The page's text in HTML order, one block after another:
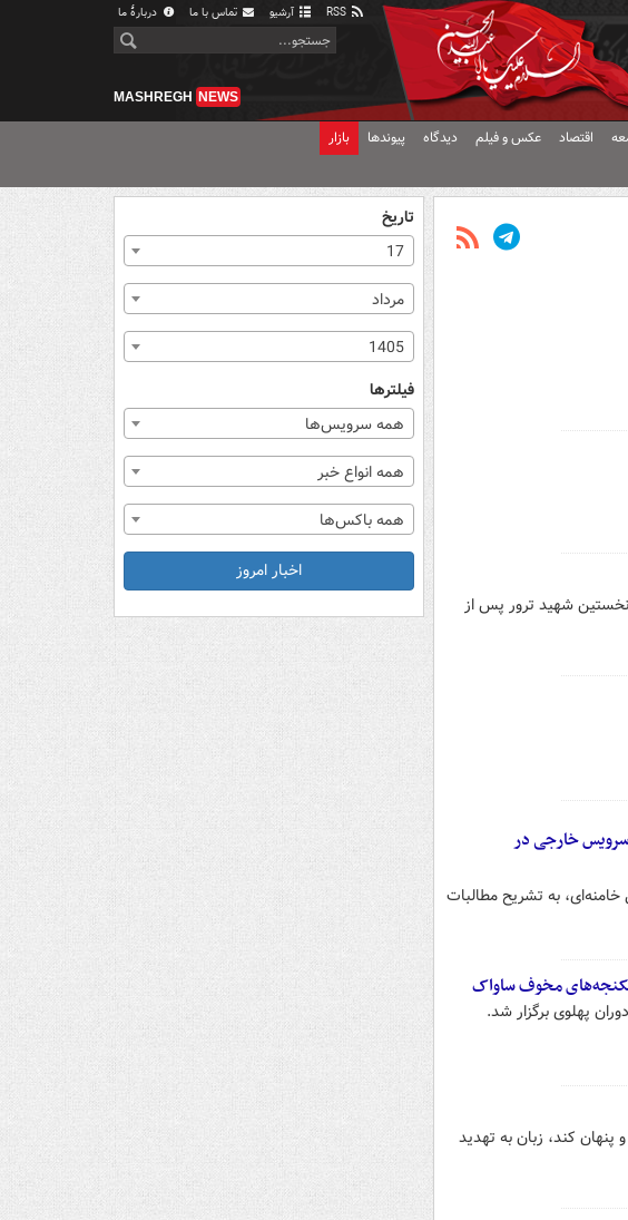
آرشیو تماس با ما دربارهٔ ما
MASHREGH NEWS
اقتصاد عکس و فیلم دیدگاه پیوندها بازار
ارتشی نخستین شهید ترور پس از
رهبر انقلاب از دستگاه امنیتی کشور در مواجهه با وقایع دی ماه چه بود؟ / حداقل ۱۰ سرویس خارجی در
به تشریح مطالبات
شکنجه‌های مخوف ساواک
پهلوی برگزار شد.
کند، زبان به تهدید
تاریخ
17
مرداد
1405
فیلترها
همه سرویس‌ها
همه انواع خبر
همه باکس‌ها
اخبار امروز